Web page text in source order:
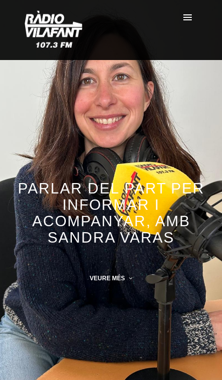
PARLAR DEL PART PER
INFORMAR I
ACOMPANYAR, AMB
SANDRA VARAS
VEURE MÉS